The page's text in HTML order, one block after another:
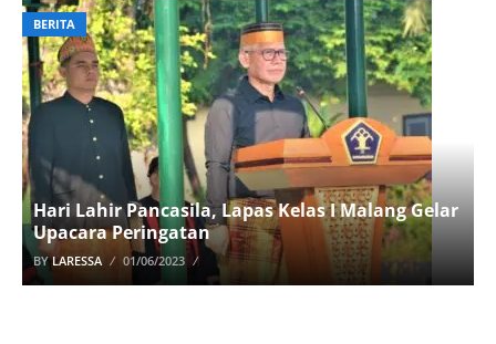
BERITA
Hari Lahir Pancasila, Lapas Kelas I Malang Gelar
Upacara Peringatan
BYLARESSA 01/06/2023